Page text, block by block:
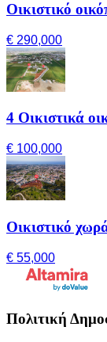
Οικιστικό
€ 290,000
4 Οικιστικά
€ 100,000
Οικιστικό
€ 55,000
Πολιτική